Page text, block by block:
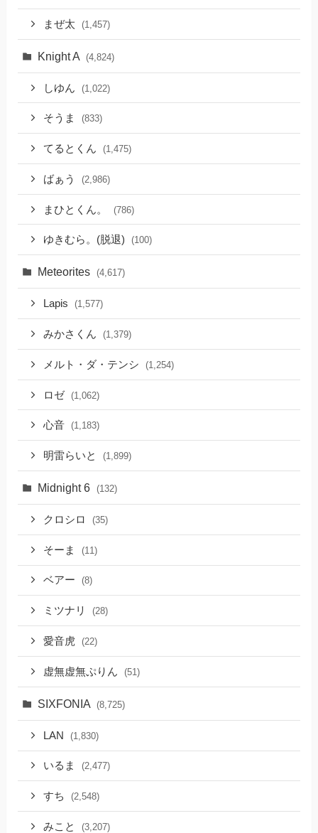
まぜ太 (1,457)
Knight A (4,824)
しゆん (1,022)
そうま (833)
てるとくん (1,475)
ばぁう (2,986)
まひとくん。 (786)
ゆきむら。(脱退) (100)
Meteorites (4,617)
Lapis (1,577)
みかさくん (1,379)
メルト・ダ・テンシ (1,254)
ロゼ (1,062)
心音 (1,183)
明雷らいと (1,899)
Midnight 6 (132)
クロシロ (35)
そーま (11)
ベアー (8)
ミツナリ (28)
愛音虎 (22)
虚無虚無ぷりん (51)
SIXFONIA (8,725)
LAN (1,830)
いるま (2,477)
すち (2,548)
みこと (3,207)